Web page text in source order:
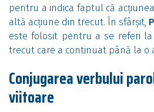
pentru a indica faptul că
altă acțiune din trecut. În sfârșit,
este folosit pentru a se referi
trecut care a continuat până la o
Conjugarea verbului
viitoare